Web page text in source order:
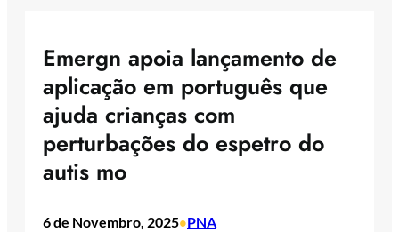
Emergn apoia lançamento de
aplicação em português que
ajuda crianças com
perturbações do espetro do
autis mo
6 de Novembro, 2025•PNA